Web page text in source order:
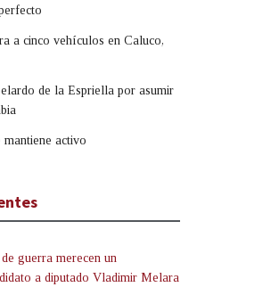
a cinco vehículos en Caluco,
de la Espriella por asumir
mantiene activo
guerra merecen un
a diputado Vladimir Melara